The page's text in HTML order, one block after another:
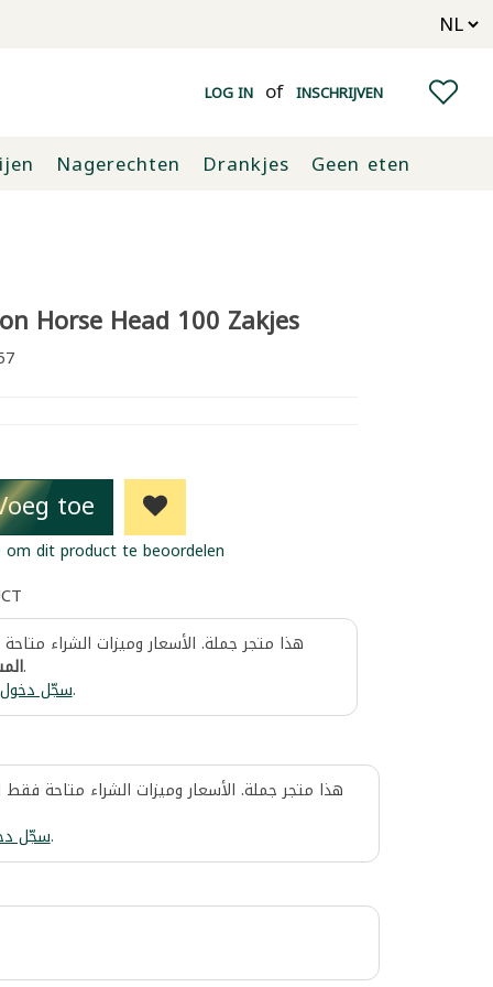
LOG IN of INSCHRIJVEN
Nagerechten Drankjes
Geen eten
Horse Head 100 Zakjes
toe
om dit product te beoordelen
هذا متجر جملة. الأسعار وميزات الشراء
.
سجّل دخول.
هذا متجر جملة. الأسعار وميزات الشراء متاحة
سجّل.